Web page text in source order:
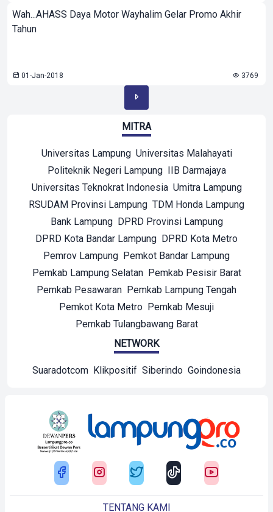
Wah...AHASS Daya Motor Wayhalim Gelar Promo Akhir
Tahun
01-Jan-2018 3769
MITRA
Universitas Lampung Universitas Malahayati
Politeknik Negeri Lampung IIB Darmajaya
Universitas Teknokrat Indonesia Umitra Lampung
RSUDAM Provinsi Lampung TDM Honda Lampung
Bank Lampung DPRD Provinsi Lampung
DPRD Kota Bandar Lampung DPRD Kota Metro
Pemrov Lampung Pemkot Bandar Lampung
Pemkab Lampung Selatan Pemkab Pesisir Barat
Pemkab Pesawaran Pemkab Lampung Tengah
Pemkot Kota Metro Pemkab Mesuji
Pemkab Tulangbawang Barat
NETWORK
Suaradotcom Klikpositif Siberindo Goindonesia
TENTANG KAMI